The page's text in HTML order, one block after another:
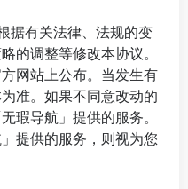
据有关法律、法规的变
的调整等修改本协议。
网站上公布。当发生有
准。如果不同意改动的
瑕导航」提供的服务。
提供的服务，则视为您